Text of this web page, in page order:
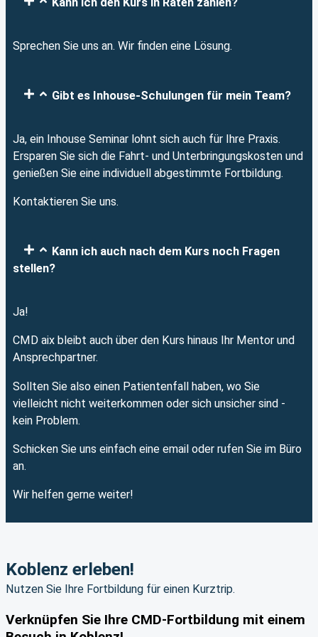
Kann ich den Kurs in Raten zahlen?
Sprechen Sie uns an. Wir finden eine Lösung.
Gibt es Inhouse-Schulungen für mein Team?
Ja, ein Inhouse Seminar lohnt sich auch für Ihre Praxis.
Ersparen Sie sich die Fahrt- und Unterbringungskosten und
genießen Sie eine individuell abgestimmte Fortbildung.
Kontaktieren Sie uns.
Kann ich auch nach dem Kurs noch Fragen
stellen?
Ja!
CMD aix bleibt auch über den Kurs hinaus Ihr Mentor und
Ansprechpartner.
Sollten Sie also einen Patientenfall haben, wo Sie
vielleicht nicht weiterkommen oder sich unsicher sind -
kein Problem.
Schicken Sie uns einfach eine email oder rufen Sie im Büro
an.
Wir helfen gerne weiter!
Koblenz erleben!
Nutzen Sie Ihre Fortbildung für einen Kurztrip.
Verknüpfen Sie Ihre CMD-Fortbildung mit einem